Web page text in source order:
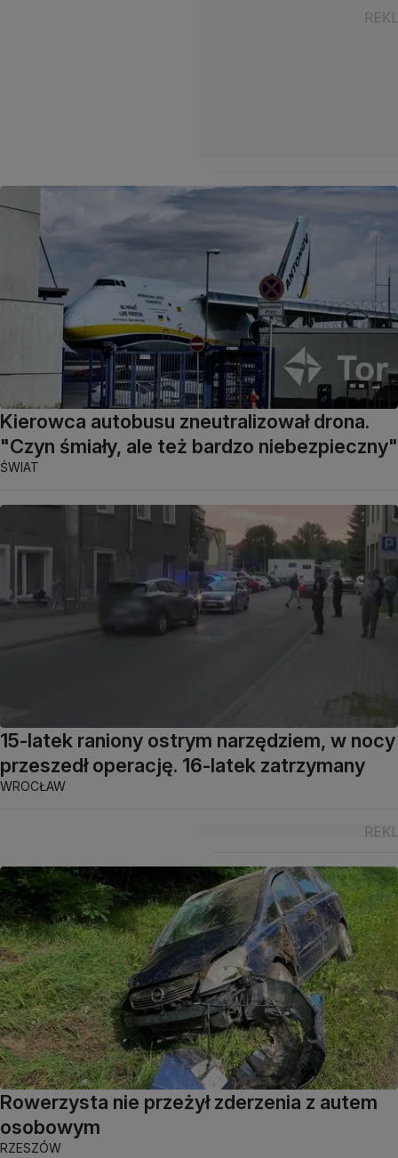
Kierowca autobusu zneutralizował drona.
"Czyn śmiały, ale też bardzo niebezpieczny"
ŚWIAT
15-latek raniony ostrym narzędziem, w nocy
przeszedł operację. 16-latek zatrzymany
WROCŁAW
Rowerzysta nie przeżył zderzenia z autem
osobowym
RZESZÓW